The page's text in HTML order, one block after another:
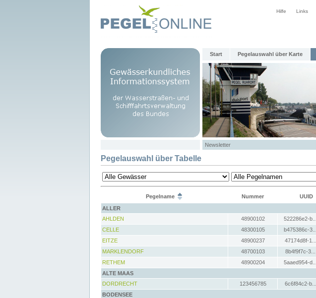
Hilfe Links
Start Pegelauswahl über Karte
Newsletter
Pegelauswahl über Tabelle
Pegelname Nummer UUID
ALLER
AHLDEN
48900102 522286e2-b...
CELLE
48300105 b475386c-3...
EITZE
48900237 47174d8f-1...
MARKLENDORF
48700103 8b4f9f7c-3...
RETHEM
48900204 5aaed954-d...
ALTE MAAS
DORDRECHT
123456785 6c6f84c2-b...
BODENSEE